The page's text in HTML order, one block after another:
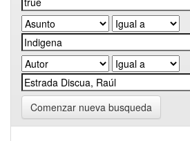
Comenzar nueva busqueda